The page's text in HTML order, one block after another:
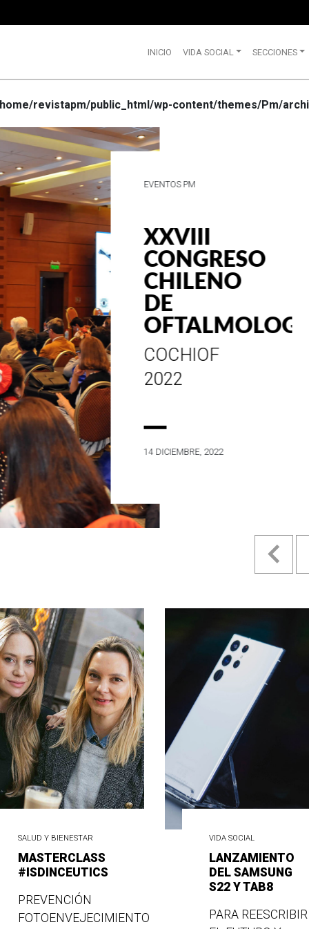
INICIO VIDA SOCIAL SECCIONES
revistapm/public_html/wp-content/themes/Pm/
VIDA SOCIAL
CELEBRA
SUS 75
ESTILO E
HISTORIA
SALUD Y BIENESTAR
MASTERCLASS
#ISDINCEUTICS
PREVENCIÓN
FOTOENVEJECIMIENTO
VIDA SOCIAL
LANZAMIENTO
DEL SAMSUNG
S22 Y TAB8
PARA REESCRIBIR